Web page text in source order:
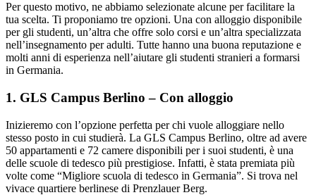
Per questo motivo, ne abbiamo selezionate alcune per facilitare la
tua scelta. Ti proponiamo tre opzioni. Una con alloggio disponibile
per gli studenti, un’altra che offre solo corsi e un’altra specializzata
nell’insegnamento per adulti. Tutte hanno una buona reputazione e
molti anni di esperienza nell’aiutare gli studenti stranieri a formarsi
in Germania.
1. GLS Campus Berlino – Con alloggio
Inizieremo con l’opzione perfetta per chi vuole alloggiare nello
stesso posto in cui studierà. La GLS Campus Berlino, oltre ad avere
50 appartamenti e 72 camere disponibili per i suoi studenti, è una
delle scuole di tedesco più prestigiose. Infatti, è stata premiata più
volte come “Migliore scuola di tedesco in Germania”. Si trova nel
vivace quartiere berlinese di Prenzlauer Berg.